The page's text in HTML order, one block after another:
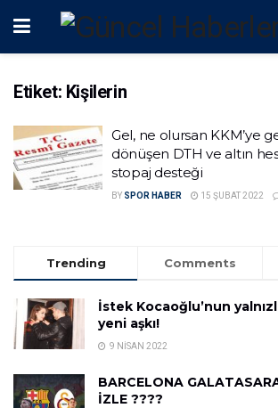
Etiket: Kişilerin
Gel, ne olursan KKM’ye
dönüşen DTH ve altın
stopaj desteği
BY SPOR HABER 15 ŞUBAT 2022
Trending Comments
İstek Kocaoğlu’nun
yeni aşkı!
9 NISAN 2022
BARCELONA
İZLE ????